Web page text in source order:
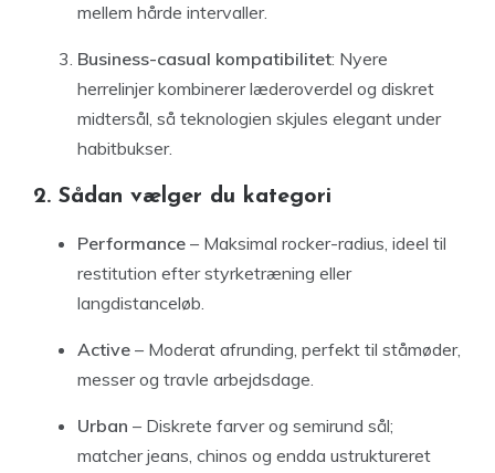
mellem hårde intervaller.
Business-casual kompatibilitet: Nyere
herrelinjer kombinerer læderoverdel og diskret
midtersål, så teknologien skjules elegant under
habitbukser.
2. Sådan vælger du kategori
Performance – Maksimal rocker-radius, ideel til
restitution efter styrketræning eller
langdistance­løb.
Active – Moderat afrunding, perfekt til ståmøder,
messer og travle arbejdsdage.
Urban – Diskrete farver og semirund sål;
matcher jeans, chinos og endda ustruktureret